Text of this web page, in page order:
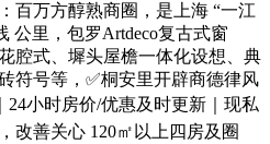
百万方醇熟商圈，是上海 “一江
公里，包罗Artdeco复古式窗
腔式、墀头屋檐一体化设想、典
符号等，✅桐安里开辟商德律风
24小时房价/优惠及时更新｜现私
改善关心 120㎡以上四房及圈